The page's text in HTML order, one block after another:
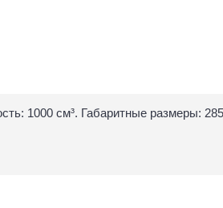
1000 см³. Габаритные размеры: